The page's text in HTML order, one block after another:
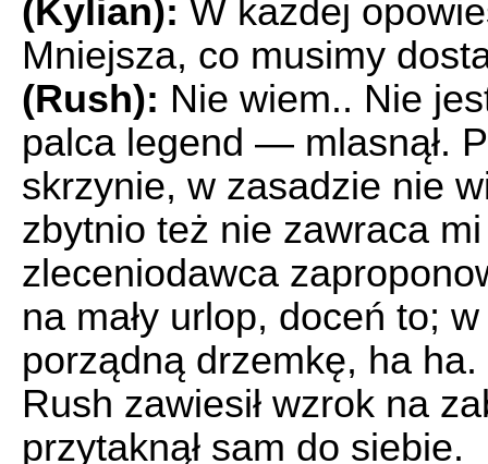
(Kylian): W każdej
Mniejsza, co musimy
(Rush): Nie wiem.. Nie
palca legend — mlasnął.
skrzynie, w zasadzie nie
zbytnio też nie zawraca
zleceniodawca
na mały urlop, doceń to;
porządną drzemkę, ha ha.
Rush zawiesił wzrok na
przytaknął sam do siebie.